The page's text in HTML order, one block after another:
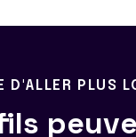
D'ALLER PLUS